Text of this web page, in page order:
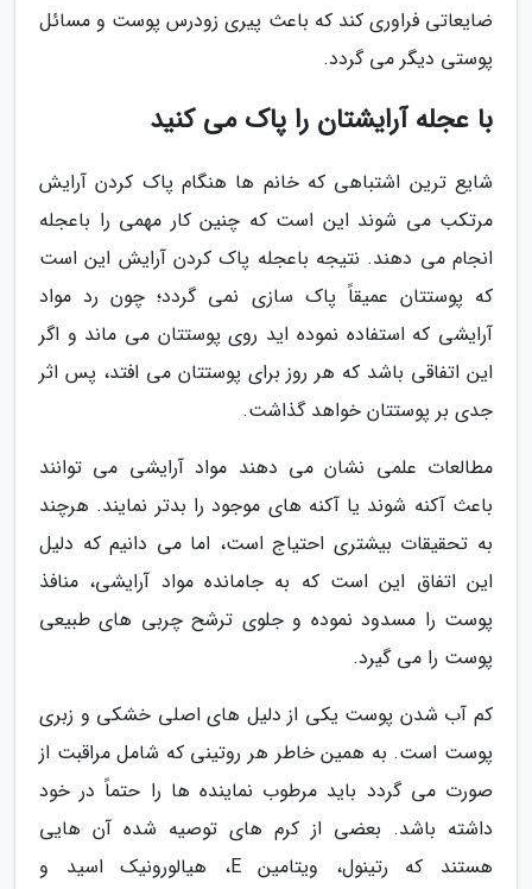
ضایعاتی فراوری کند که باعث پیری زودرس پوست و مسائل
پوستی دیگر می گردد.
با عجله آرایشتان را پاک می کنید
شایع ترین اشتباهی که خانم ها هنگام پاک کردن آرایش
مرتکب می شوند این است که چنین کار مهمی را باعجله
انجام می دهند. نتیجه باعجله پاک کردن آرایش این است
که پوستتان عمیقاً پاک سازی نمی گردد؛ چون رد مواد
آرایشی که استفاده نموده اید روی پوستتان می ماند و اگر
این اتفاقی باشد که هر روز برای پوستتان می افتد، پس اثر
جدی بر پوستتان خواهد گذاشت.
مطالعات علمی نشان می دهند مواد آرایشی می توانند
باعث آکنه شوند یا آکنه های موجود را بدتر نمایند. هرچند
به تحقیقات بیشتری احتیاج است، اما می دانیم که دلیل
این اتفاق این است که به جامانده مواد آرایشی، منافذ
پوست را مسدود نموده و جلوی ترشح چربی های طبیعی
پوست را می گیرد.
کم آب شدن پوست یکی از دلیل های اصلی خشکی و زبری
پوست است. به همین خاطر هر روتینی که شامل مراقبت از
صورت می گردد باید مرطوب نماینده ها را حتماً در خود
داشته باشد. بعضی از کرم های توصیه شده آن هایی
هستند که رتینول، ویتامین E، هیالورونیک اسید و